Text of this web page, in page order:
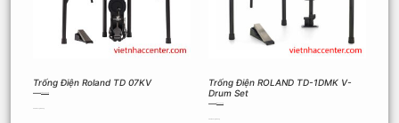
Trống Điện Roland TD 07KV
Trống Điện ROLAND TD-1DMK V-
Drum Set